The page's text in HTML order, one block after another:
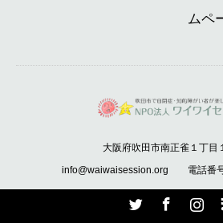
ムペ
大阪府吹田市南正雀１丁目
info@waiwaisession.org 電話番